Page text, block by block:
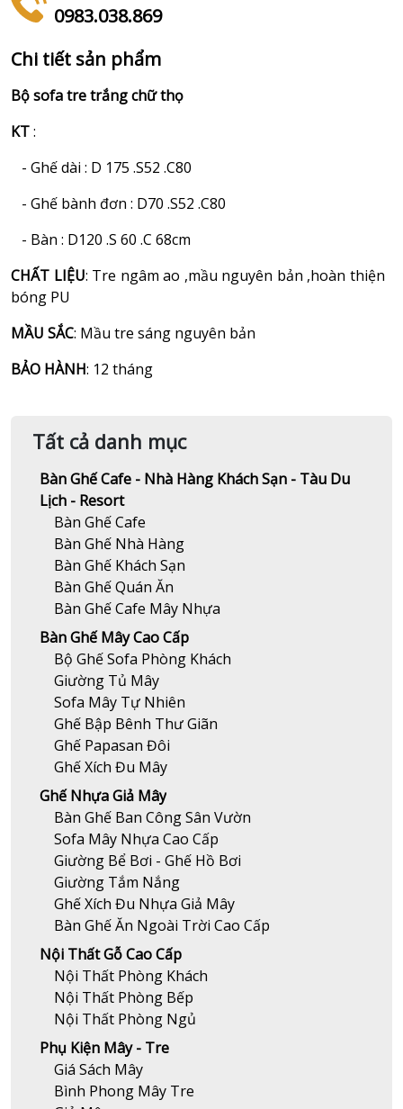
0983.038.869
Chi tiết sản phẩm
Bộ sofa tre trắng chữ thọ
KT:
- Ghế dài : D 175 .S52 .C80
- Ghế bành đơn : D70 .S52 .C80
- Bàn : D120 .S 60 .C 68cm
CHẤT LIỆU: Tre ngâm ao ,mầu nguyên bản ,hoàn thiện
bóng PU
MẦU SẮC: Mầu tre sáng nguyên bản
BẢO HÀNH: 12 tháng
Tất cả danh mục
Bàn Ghế Cafe - Nhà Hàng Khách Sạn - Tàu Du
Lịch - Resort
Bàn Ghế Cafe
Bàn Ghế Nhà Hàng
Bàn Ghế Khách Sạn
Bàn Ghế Quán Ăn
Bàn Ghế Cafe Mây Nhựa
Bàn Ghế Mây Cao Cấp
Bộ Ghế Sofa Phòng Khách
Giường Tủ Mây
Sofa Mây Tự Nhiên
Ghế Bập Bênh Thư Giãn
Ghế Papasan Đôi
Ghế Xích Đu Mây
Ghế Nhựa Giả Mây
Bàn Ghế Ban Công Sân Vườn
Sofa Mây Nhựa Cao Cấp
Giường Bể Bơi - Ghế Hồ Bơi
Giường Tắm Nắng
Ghế Xích Đu Nhựa Giả Mây
Bàn Ghế Ăn Ngoài Trời Cao Cấp
Nội Thất Gỗ Cao Cấp
Nội Thất Phòng Khách
Nội Thất Phòng Bếp
Nội Thất Phòng Ngủ
Phụ Kiện Mây - Tre
Giá Sách Mây
Bình Phong Mây Tre